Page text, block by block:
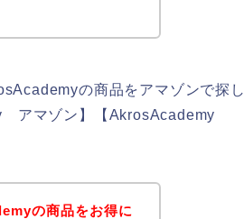
の商品をアマゾンで探し
アマゾン】【AkrosAcademy
の商品をお得に